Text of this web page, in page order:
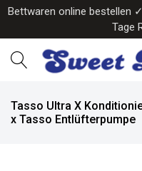
Bettwaren online bestellen
Tage
Tasso Ultra X
x Tasso Entlüfterpumpe